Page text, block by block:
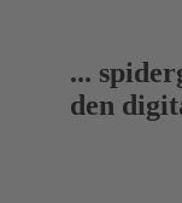
...
den